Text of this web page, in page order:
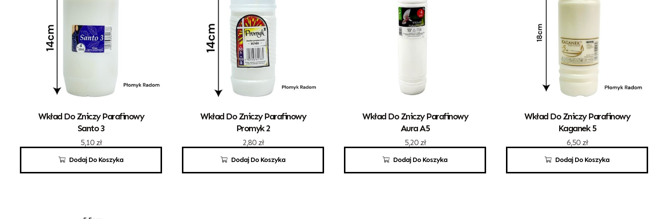
Dodaj Do Koszyka
Wkład Do Zniczy Parafinowy
Santo 3
5,10 zł
Dodaj Do Koszyka
Wkład Do Zniczy Parafinowy
Promyk 2
2,80 zł
Dodaj Do Koszyka
Wkład Do Zniczy Parafinowy
Aura A5
5,20 zł
Dodaj Do Koszyka
Wkład Do Zniczy Parafinowy
Kaganek 5
6,50 zł